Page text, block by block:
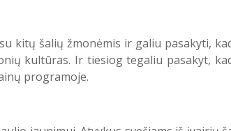
kitų šalių žmonėmis ir galiu pasakyti,
kultūras. Ir tiesiog tegaliu pasakyt,
programoje.